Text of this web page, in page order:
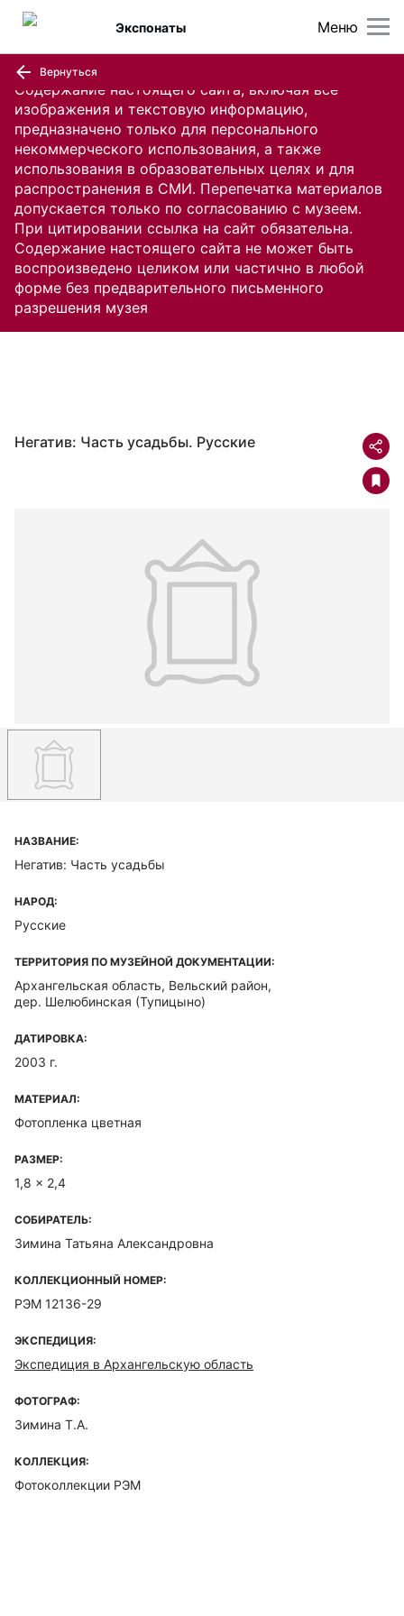
Содержание настоящего сайта, включая все
изображения и текстовую информацию,
предназначено только для персонального
некоммерческого использования, а также
использования в образовательных целях и для
распространения в СМИ. Перепечатка материалов
допускается только по согласованию с музеем.
При цитировании ссылка на сайт обязательна.
Содержание настоящего сайта не может быть
воспроизведено целиком или частично в любой
форме без предварительного письменного
разрешения музея
Меню
Экспонаты
Вернуться
Негатив: Часть усадьбы. Русские
НАЗВАНИЕ:
Негатив: Часть усадьбы
НАРОД:
Русские
ТЕРРИТОРИЯ ПО МУЗЕЙНОЙ ДОКУМЕНТАЦИИ:
Архангельская область, Вельский район,
дер. Шелюбинская (Тупицыно)
ДАТИРОВКА:
2003 г.
МАТЕРИАЛ:
Фотопленка цветная
РАЗМЕР:
1,8 x 2,4
СОБИРАТЕЛЬ:
Зимина Татьяна Александровна
КОЛЛЕКЦИОННЫЙ НОМЕР:
РЭМ 12136-29
ЭКСПЕДИЦИЯ:
Экспедиция в Архангельскую область
ФОТОГРАФ:
Зимина Т.А.
КОЛЛЕКЦИЯ:
Фотоколлекции РЭМ